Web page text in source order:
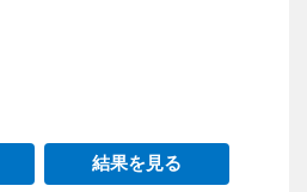
結果を見る